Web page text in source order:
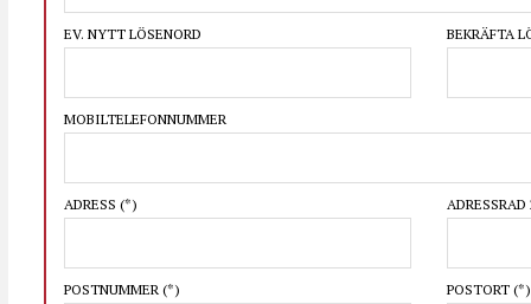
EV. NYTT LÖSENORD BEKRÄFTA
MOBILTELEFONNUMMER
ADRESS (*) ADRESSRAD
POSTNUMMER (*) POSTORT (*)